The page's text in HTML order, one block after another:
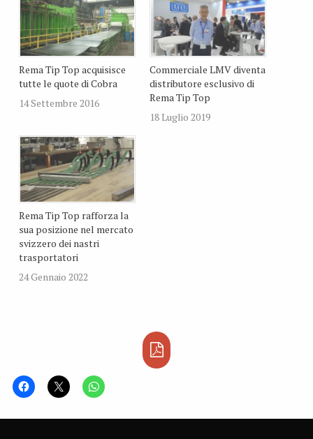
Rema Tip Top acquisisce
tutte le quote di Cobra
14 Settembre 2016
Commerciale LMV diventa
distributore esclusivo di
Rema Tip Top
18 Luglio 2019
Rema Tip Top rafforza la
sua posizione nel mercato
svizzero dei nastri
trasportatori
24 Gennaio 2022